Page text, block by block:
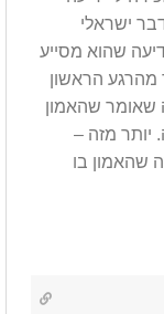
ישראלי
שהוא מסייע
מהרגע הראשון
שאומר שהאמון
יותר מזה –
שהאמון בו